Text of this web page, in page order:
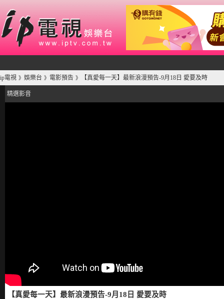
ip電視 》 娛樂台 》 電影預告 》 【真愛每一天】最新浪漫預告-9月18日 愛要及時
精選影音
【真愛每一天】最新浪漫預告-9月18日 愛要及時